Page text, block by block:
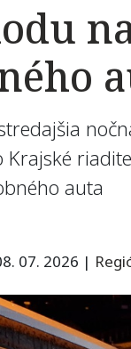
auta
07. 2026 |